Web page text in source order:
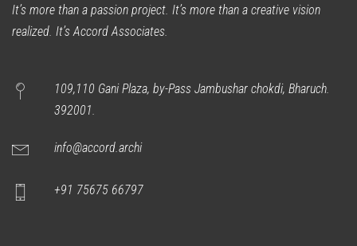
It’s more than a passion project. It’s more than a creative vision
realized. It’s Accord Associates.
109,110 Gani Plaza, by-Pass Jambushar chokdi, Bharuch.
392001.
info@accord.archi
+91 75675 66797